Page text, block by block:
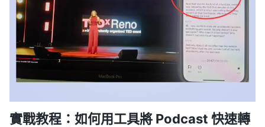
實戰教程：如何用工具將 Podcast 快速轉